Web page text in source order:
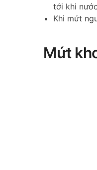
tới khi
Khi mứt
Mứt